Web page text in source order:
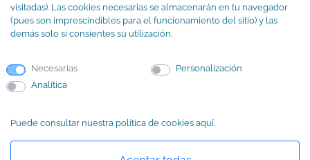
visitadas). Las cookies necesarias se almacenarán en tu navegador
(pues son imprescindibles para el funcionamiento del sitio) y las
demás solo si consientes su utilización.
Necesarias
Personalización
Analítica
Puede consultar nuestra política de cookies aquí.